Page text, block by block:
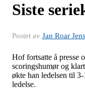
Siste
Postet av Jan Roar
Hof fortsatte å presse
scoringshumør og
økte han ledelsen til
ledelse.